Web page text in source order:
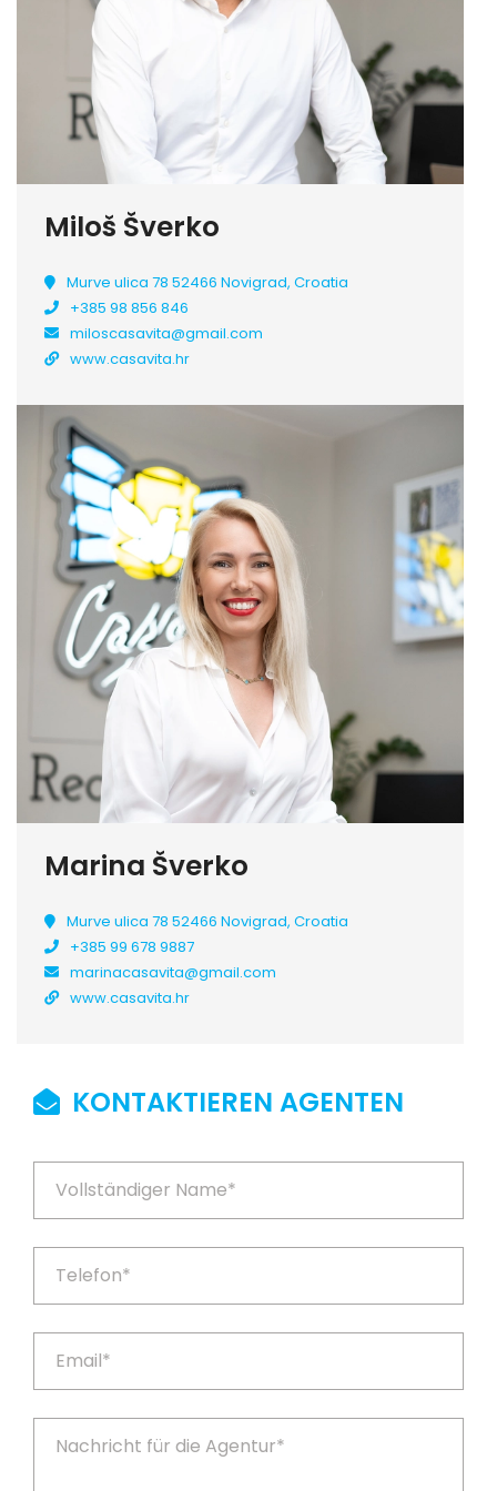
Miloš Šverko
Murve ulica 78 52466 Novigrad, Croatia
+385 98 856 846
miloscasavita@gmail.com
www.casavita.hr
Marina Šverko
Murve ulica 78 52466 Novigrad, Croatia
+385 99 678 9887
marinacasavita@gmail.com
www.casavita.hr
KONTAKTIEREN AGENTEN